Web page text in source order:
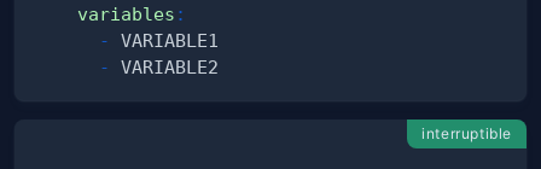
variables :
-
-
interruptible